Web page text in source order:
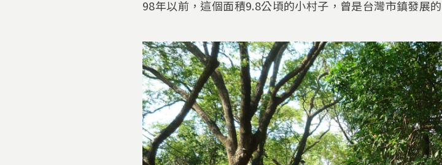
98年以前，這個面積9.8公頃的小村子，曾是台灣市鎮發展